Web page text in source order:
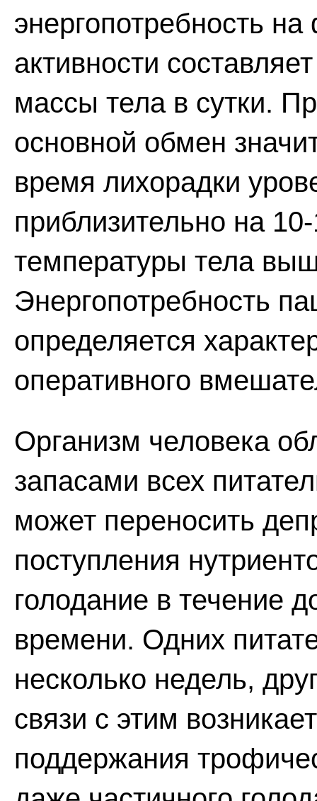
энергопотребность
активности
массы тела в сутки.
основной обмен
время лихорадки
приблизительно на
температуры тела
Энергопотребность
определяется
оперативного
Организм человека
запасами всех
может переносить
поступления
голодание в течение
времени. Одних
несколько недель,
связи с этим
поддержания